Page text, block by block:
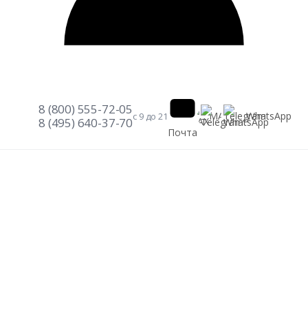
8 (800) 555-72-05
8 (495) 640-37-70с 9 до 21
Почта
MAXTelegramWhatsApp